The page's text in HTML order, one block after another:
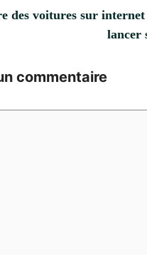
des voitures sur
lancer
commentaire